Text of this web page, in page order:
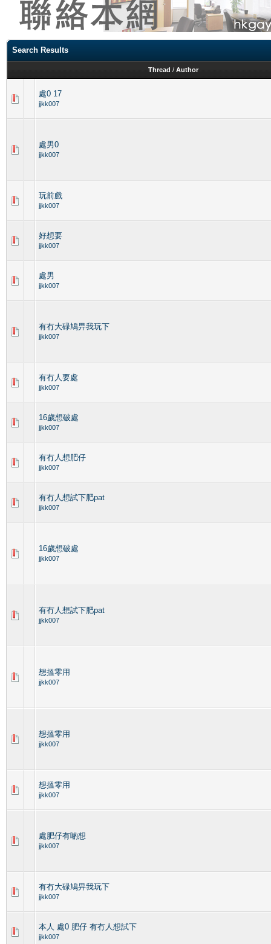
Search Results
Thread / Author
處0 17
jjkk007
處男0
jjkk007
玩前戲
jjkk007
好想要
jjkk007
處男
jjkk007
有冇大碌鳩畀我玩下
jjkk007
有冇人要處
jjkk007
16歲想破處
jjkk007
有冇人想肥仔
jjkk007
有冇人想試下肥pat
jjkk007
16歲想破處
jjkk007
有冇人想試下肥pat
jjkk007
想搵零用
jjkk007
想搵零用
jjkk007
想搵零用
jjkk007
處肥仔有啲想
jjkk007
有冇大碌鳩畀我玩下
jjkk007
本人 處0 肥仔 有冇人想試下
jjkk007